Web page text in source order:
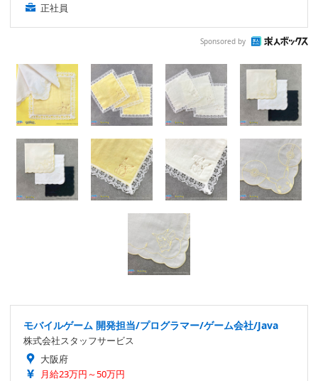
正社員
Sponsored by
モバイルゲーム 開発担当/プログラマー/ゲーム会社/Java
株式会社スタッフサービス
大阪府
月給23万円～50万円